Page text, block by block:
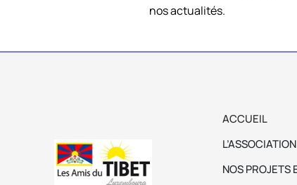
nos actualités.
ACCUEIL
L’ASSOCIATION
NOS PROJETS